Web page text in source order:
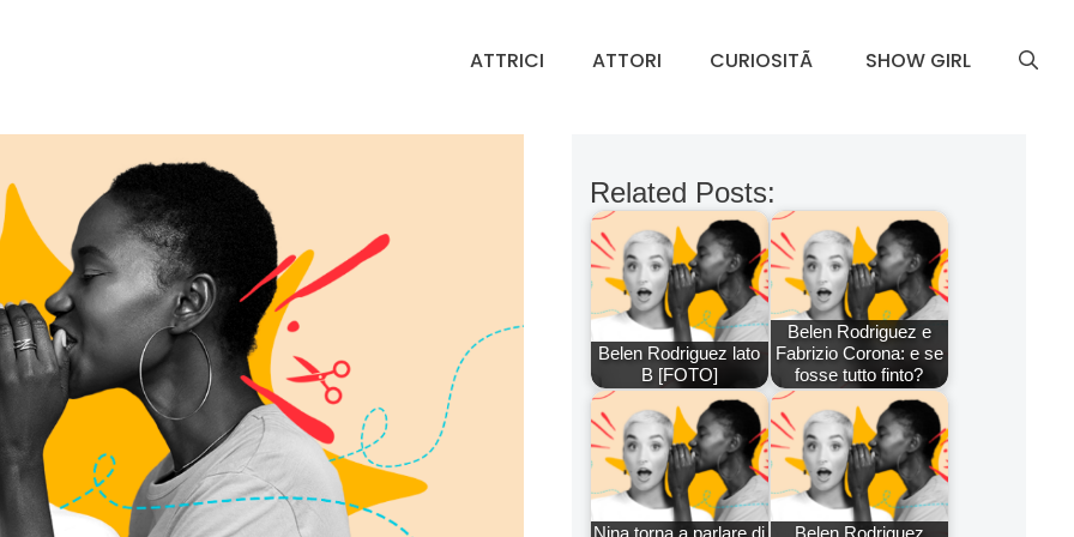
ATTRICI ATTORI CURIOSITÃ SHOW GIRL
Related Posts:
Belen Rodriguez lato
B [FOTO]
Belen Rodriguez e
Fabrizio Corona: e se
fosse tutto finto?